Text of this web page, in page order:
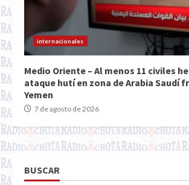
internacionales
Medio Oriente – Al menos 11 civiles
ataque hutí en zona de Arabia Saudí
Yemen
7 de agosto de 2026
BUSCAR